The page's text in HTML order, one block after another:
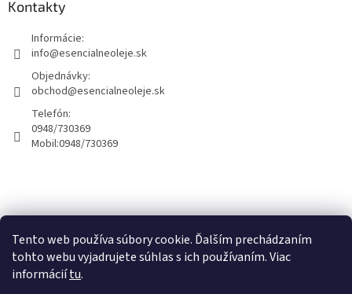
Tento web používa súbory cookie. Ďalším prechádzaním
tohto webu vyjadrujete súhlas s ich používaním. Viac
informáciítu.
Kontakty
Informácie:
info@esencialneoleje.sk
Objednávky:
obchod@esencialneoleje.sk
Telefón:
0948/730369
Mobil:0948/730369